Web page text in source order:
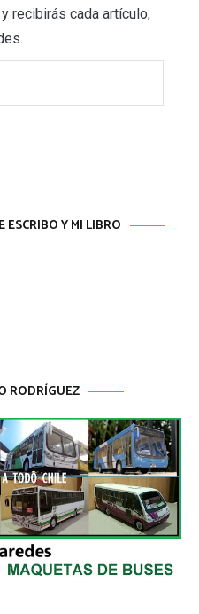
recibirás cada artículo,
Y MI LIBRO
RODRÍGUEZ